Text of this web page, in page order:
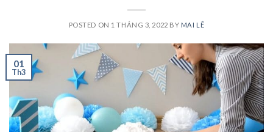
POSTED ON 1 THÁNG 3, 2022 BY MAI LÊ
01
Th3